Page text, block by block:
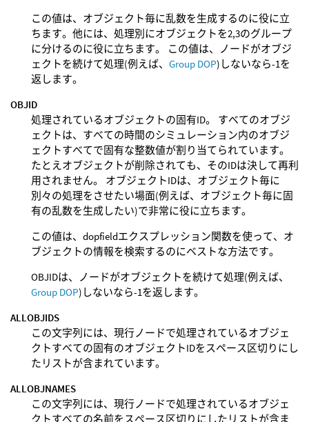
この値は、オブジェクト毎に乱数を生成するのに役に立
ちます。他には、処理別にオブジェクトを2,3のグループ
に分けるのに役に立ちます。 この値は、ノードがオブジ
ェクトを続けて処理(例えば、 Group DOP)しないなら-1を
返します。
OBJID
処理されているオブジェクトの固有ID。 すべてのオブジ
ェクトは、すべての時間のシミュレーション内のオブジ
ェクトすべてで固有な整数値が割り当てられています。
たとえオブジェクトが削除されても、そのIDは決して再利
用されません。 オブジェクトIDは、オブジェクト毎に
別々の処理をさせたい場面(例えば、オブジェクト毎に固
有の乱数を生成したい)で非常に役に立ちます。
この値は、dopfieldエクスプレッション関数を使って、オ
ブジェクトの情報を検索するのにベストな方法です。
OBJIDは、ノードがオブジェクトを続けて処理(例えば、
Group DOP)しないなら-1を返します。
ALLOBJIDS
この文字列には、現行ノードで処理されているオブジェ
クトすべての固有のオブジェクトIDをスペース区切りにし
たリストが含まれています。
ALLOBJNAMES
この文字列には、現行ノードで処理されているオブジェ
クトすべての名前をスペース区切りにしたリストが含ま